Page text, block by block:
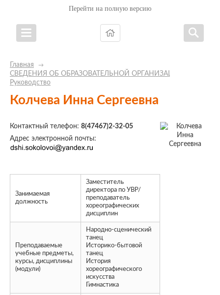
Перейти на полную версию
Главная →
СВЕДЕНИЯ ОБ ОБРАЗОВАТЕЛЬНОЙ ОРГАНИЗАЦИИ
Руководство
Колчева Инна Сергеевна
Контактный телефон: 8(47467)2-32-05
Адрес электронной почты:
Занимаемая
должность
Заместитель
директора по УВР/
преподаватель
хореографических
дисциплин
Преподаваемые
учебные предметы,
курсы, дисциплины
(модули)
Народно-сценический
танец
Историко-бытовой
танец
История
хореографического
искусства
Гимнастика